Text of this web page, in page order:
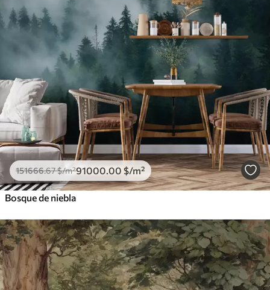
151666.67$/m²91000 .00 $/m²
Bosque de niebla